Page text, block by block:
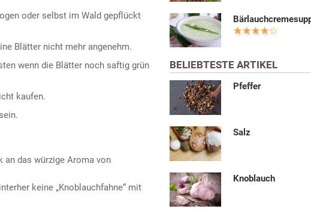
oder selbst im Wald gepflückt
Blätter nicht mehr angenehm.
wenn die Blätter noch saftig grün
kaufen.
an das würzige Aroma von
keine „Knoblauchfahne“ mit
BELIEBTESTE ARTIKEL
Pfeffer
Salz
Knoblauch